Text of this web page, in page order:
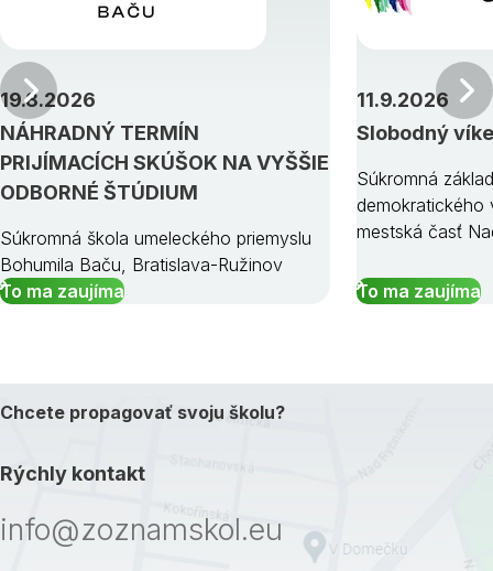
NÁHRADNÝ TERMÍN
PRIJÍMACÍCH SKÚŠOK NA VYŠŠIE
ODBORNÉ ŠTÚDIUM
19.8.2026
Súkromná škola umeleckého priemyslu
Bohumila Baču, Bratislava-Ružinov
To ma zaujíma
Slobodný
11.9.2026
Súkromná
demokratického
mestská časť
To ma zaujíma
Predchádzajúci
Chcete propagovať svoju školu?
Rýchly kontakt
info@zoznamskol.eu